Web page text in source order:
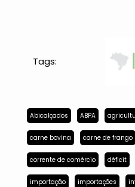
Tags:
Abicalçados ABPA
carne bovina carne de frango
corrente de comércio déficit
importação importações